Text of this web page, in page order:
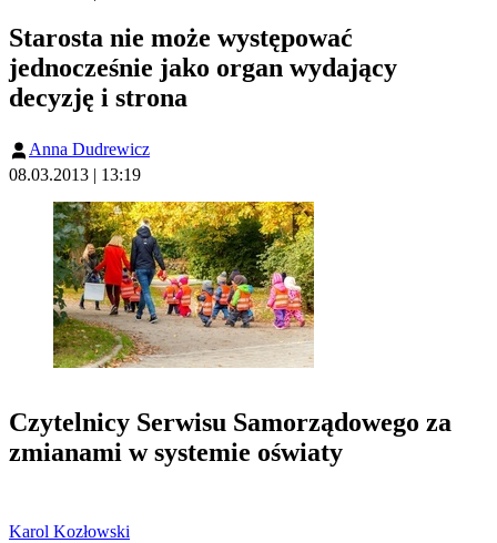
Starosta nie może występować
jednocześnie jako organ wydający
decyzję i strona
Anna Dudrewicz
08.03.2013 | 13:19
Czytelnicy Serwisu Samorządowego za
zmianami w systemie oświaty
Karol Kozłowski